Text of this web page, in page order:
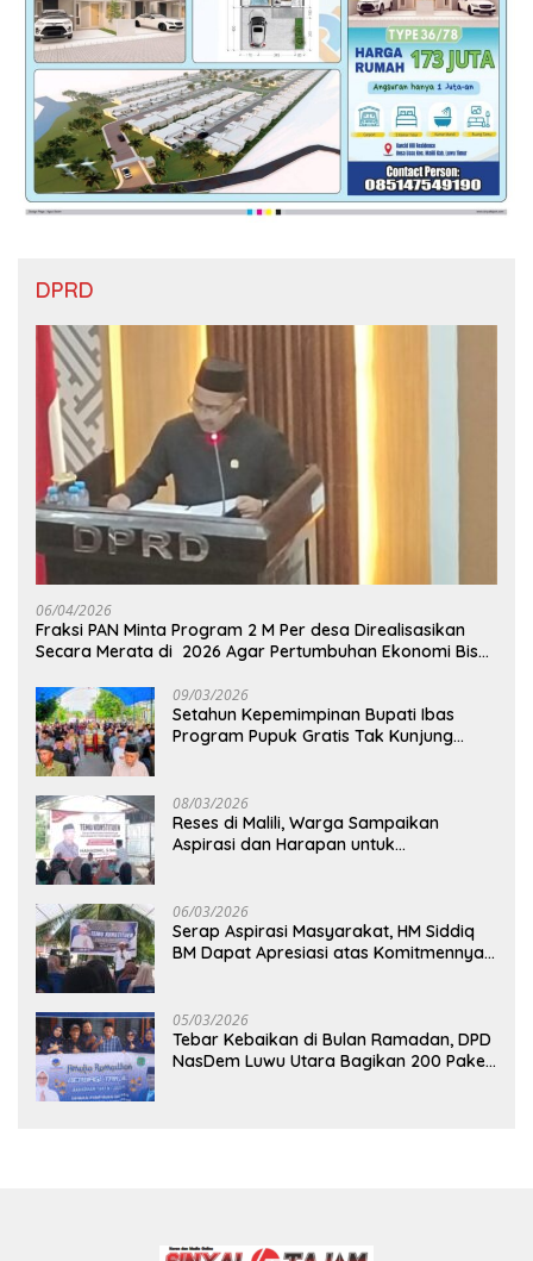
DPRD
06/04/2026
Fraksi PAN Minta Program 2 M Per desa Direalisasikan
Secara Merata di 2026 Agar Pertumbuhan Ekonomi Bisa
09/03/2026
Setahun Kepemimpinan Bupati Ibas
Program Pupuk Gratis Tak Kunjung
08/03/2026
Reses di Malili, Warga Sampaikan
Aspirasi dan Harapan untuk
06/03/2026
Serap Aspirasi Masyarakat, HM Siddiq
BM Dapat Apresiasi atas Komitmennya
05/03/2026
Tebar Kebaikan di Bulan Ramadan, DPD
NasDem Luwu Utara Bagikan 200 Paket